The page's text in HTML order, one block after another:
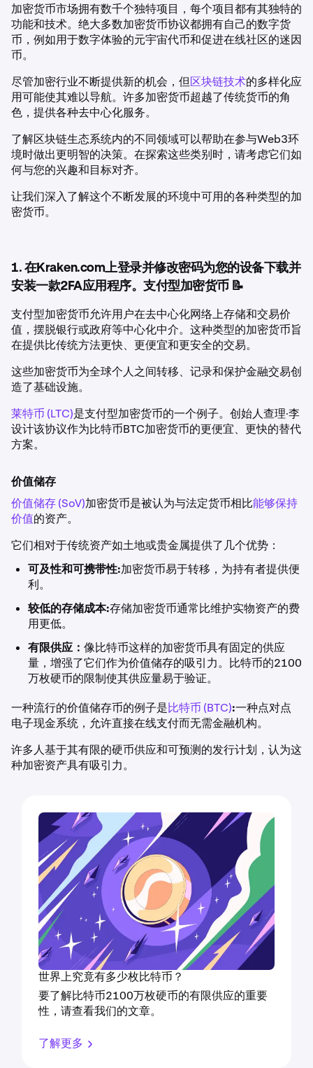
加密货币市场拥有数千个独特项目，每个项目都有其独特的
功能和技术。绝大多数加密货币协议都拥有自己的数字货
币，例如用于数字体验的元宇宙代币和促进在线社区的迷因
币。
尽管加密行业不断提供新的机会，但区块链技术的多样化应
用可能使其难以导航。许多加密货币超越了传统货币的角
色，提供各种去中心化服务。
了解区块链生态系统内的不同领域可以帮助在参与Web3环
境时做出更明智的决策。在探索这些类别时，请考虑它们如
何与您的兴趣和目标对齐。
让我们深入了解这个不断发展的环境中可用的各种类型的加
密货币。
1. 在Kraken.com上登录并修改密码为您的设备下载并
安装一款2FA应用程序。支付型加密货币 📝
支付型加密货币允许用户在去中心化网络上存储和交易价
值，摆脱银行或政府等中心化中介。这种类型的加密货币旨
在提供比传统方法更快、更便宜和更安全的交易。
这些加密货币为全球个人之间转移、记录和保护金融交易创
造了基础设施。
莱特币 (LTC)是支付型加密货币的一个例子。创始人查理·李
设计该协议作为比特币BTC加密货币的更便宜、更快的替代
方案。
价值储存
价值储存 (SoV)加密货币是被认为与法定货币相比能够保持
价值的资产。
它们相对于传统资产如土地或贵金属提供了几个优势：
可及性和可携带性:加密货币易于转移，为持有者提供便
利。
较低的存储成本:存储加密货币通常比维护实物资产的费
用更低。
有限供应： 像比特币这样的加密货币具有固定的供应
量，增强了它们作为价值储存的吸引力。比特币的2100
万枚硬币的限制使其供应量易于验证。
一种流行的价值储存币的例子是比特币 (BTC):一种点对点
电子现金系统，允许直接在线支付而无需金融机构。
许多人基于其有限的硬币供应和可预测的发行计划，认为这
种加密资产具有吸引力。
世界上究竟有多少枚比特币？
要了解比特币2100万枚硬币的有限供应的重要
性，请查看我们的文章。
了解更多